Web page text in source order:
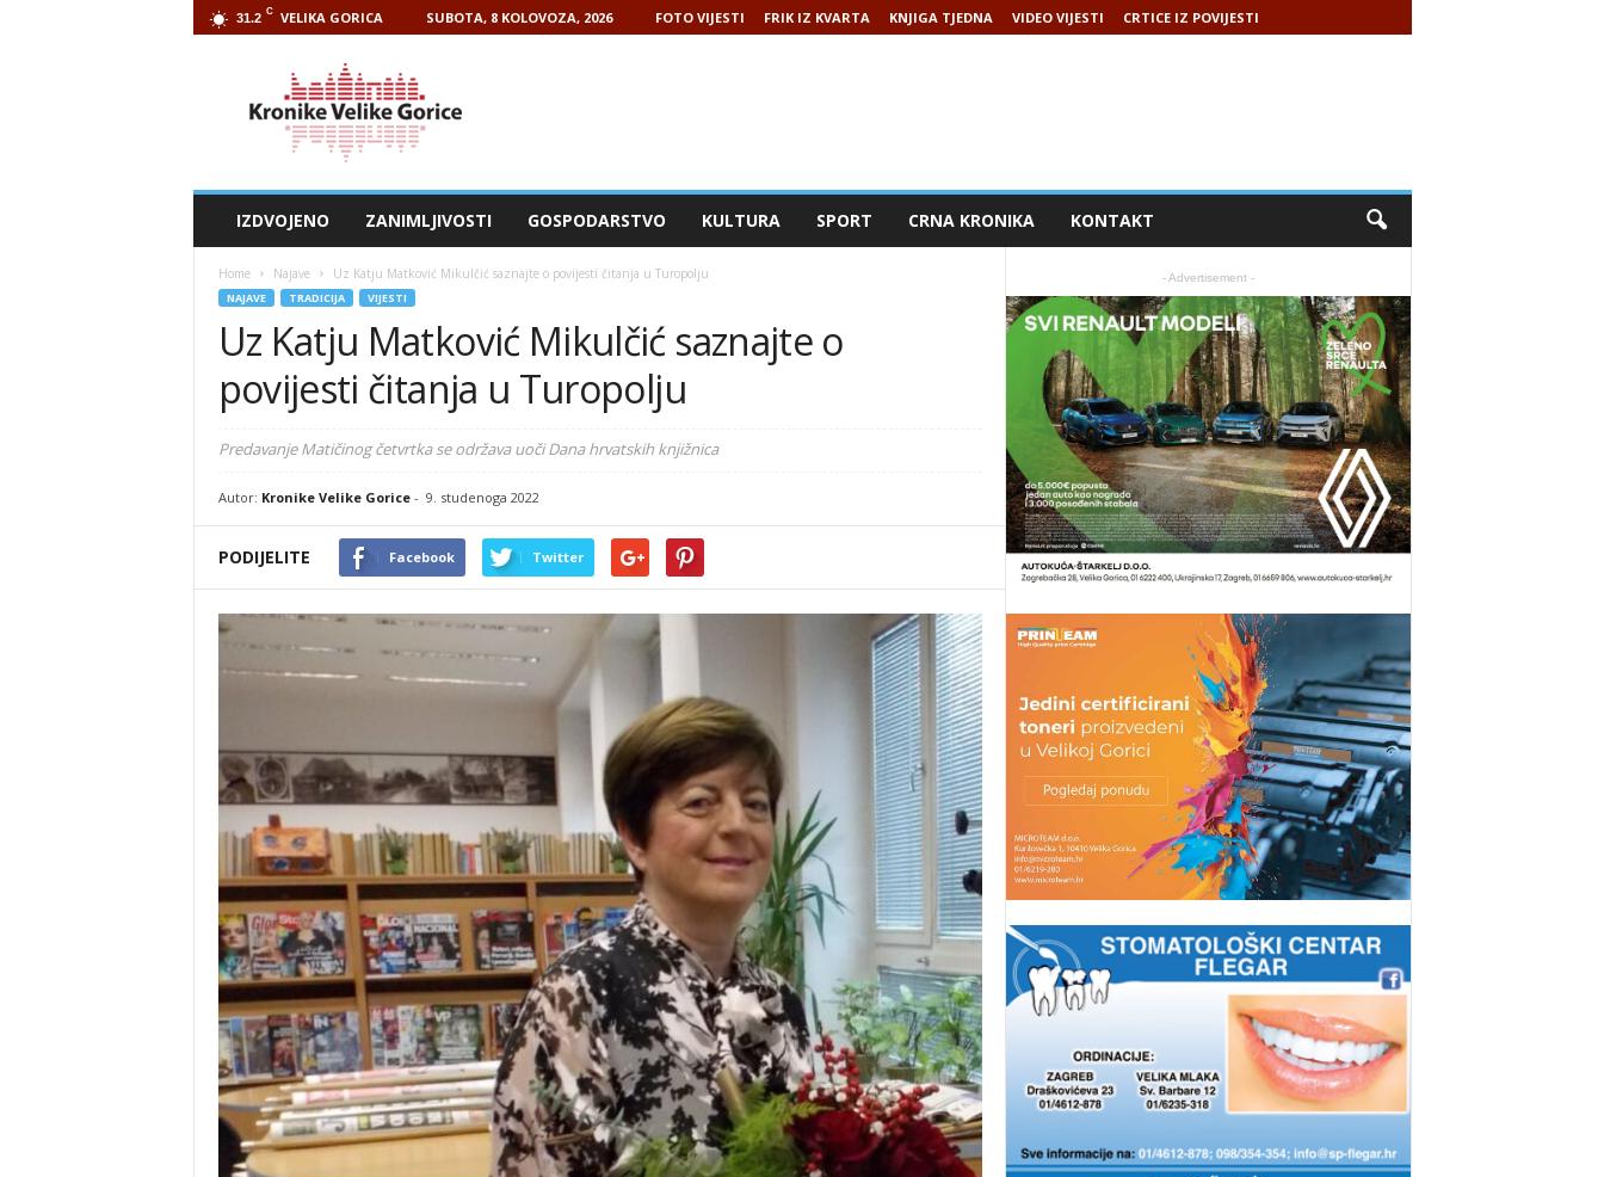
31.2 C VELIKA GORICA SUBOTA, 8 KOLOVOZA, 2026 FOTO VIJESTI FRIK IZ KVARTA KNJIGA TJEDNA VIDEO VIJESTI CRTICE IZ POVIJESTI
IZDVOJENO ZANIMLJIVOSTI GOSPODARSTVO KULTURA SPORT CRNA KRONIKA KONTAKT
Home Najave Uz Katju Matković Mikulčić saznajte o povijesti čitanja u Turopolju
NAJAVE TRADICIJA VIJESTI
Uz Katju Matković Mikulčić saznajte o
povijesti čitanja u Turopolju
Predavanje Matičinog četvrtka se održava uoči Dana hrvatskih knjižnica
Autor: Kronike Velike Gorice- 9. studenoga 2022
PODIJELITE Facebook Twitter
- Advertisement -